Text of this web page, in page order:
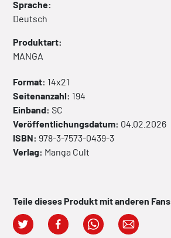
Sprache:
Deutsch
Produktart:
MANGA
Format: 14x21
Seitenanzahl: 194
Einband: SC
Veröffentlichungsdatum: 04.02.2026
ISBN: 978-3-7573-0439-3
Verlag: Manga Cult
Teile dieses Produkt mit anderen Fans